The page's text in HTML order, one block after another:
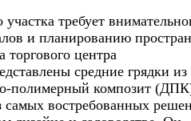
требует
и планированию
торгового центра
средние грядки
полимерный композит
самых востребованных